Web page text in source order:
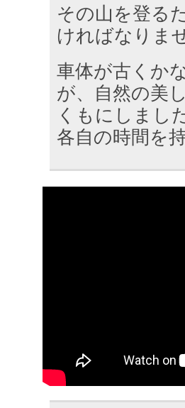
その山を登る
ければなりま
車体が古くか
が、自然の美
くもにしまし
各自の時間を